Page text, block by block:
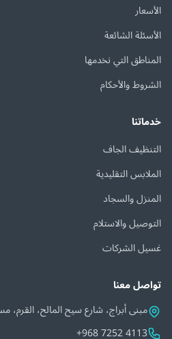
الأسعار
الأسئلة الشائعة
المناطق التي نخدمها
الشروط والأحكام
خدماتنا
التنظيف الجاف
الملابس التقليدية
المنزل والسجاد
التوصيل والاستلام
غسيل الشركات
تواصل معنا
مبنى أبراج، شارع سيح المالح،
+968 7252 4113